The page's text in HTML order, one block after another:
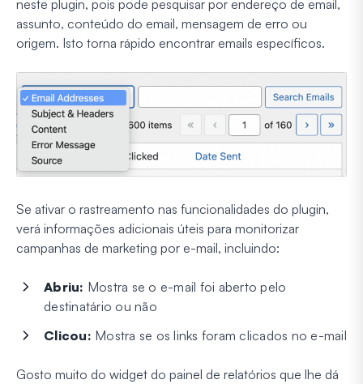
neste plugin, pois pode pesquisar por endereço de email,
assunto, conteúdo do email, mensagem de erro ou
origem. Isto torna rápido encontrar emails específicos.
Se ativar o rastreamento nas funcionalidades do plugin,
verá informações adicionais úteis para monitorizar
campanhas de marketing por e-mail, incluindo:
Abriu: Mostra se o e-mail foi aberto pelo
destinatário ou não
Clicou: Mostra se os links foram clicados no e-mail
Gosto muito do widget do painel de relatórios que lhe dá